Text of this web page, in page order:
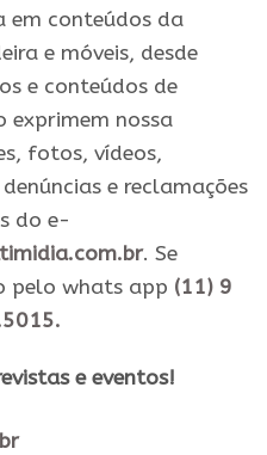
em conteúdos da
e móveis, desde
e conteúdos de
exprimem nossa
fotos, vídeos,
e reclamações
do e-
. Se
pelo whats app (11) 9
e eventos​!